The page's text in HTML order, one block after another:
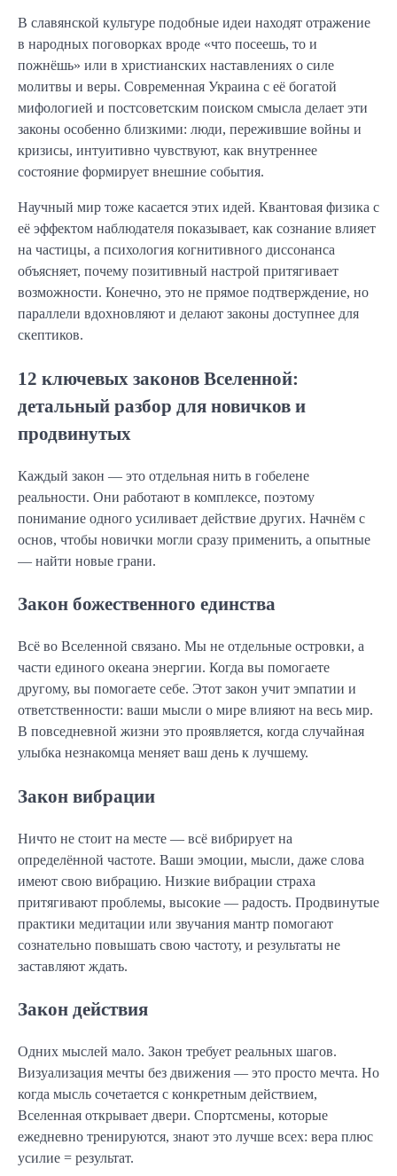
В славянской культуре подобные идеи находят отражение
в народных поговорках вроде «что посеешь, то и
пожнёшь» или в христианских наставлениях о силе
молитвы и веры. Современная Украина с её богатой
мифологией и постсоветским поиском смысла делает эти
законы особенно близкими: люди, пережившие войны и
кризисы, интуитивно чувствуют, как внутреннее
состояние формирует внешние события.
Научный мир тоже касается этих идей. Квантовая физика с
её эффектом наблюдателя показывает, как сознание влияет
на частицы, а психология когнитивного диссонанса
объясняет, почему позитивный настрой притягивает
возможности. Конечно, это не прямое подтверждение, но
параллели вдохновляют и делают законы доступнее для
скептиков.
12 ключевых законов Вселенной:
детальный разбор для новичков и
продвинутых
Каждый закон — это отдельная нить в гобелене
реальности. Они работают в комплексе, поэтому
понимание одного усиливает действие других. Начнём с
основ, чтобы новички могли сразу применить, а опытные
— найти новые грани.
Закон божественного единства
Всё во Вселенной связано. Мы не отдельные островки, а
части единого океана энергии. Когда вы помогаете
другому, вы помогаете себе. Этот закон учит эмпатии и
ответственности: ваши мысли о мире влияют на весь мир.
В повседневной жизни это проявляется, когда случайная
улыбка незнакомца меняет ваш день к лучшему.
Закон вибрации
Ничто не стоит на месте — всё вибрирует на
определённой частоте. Ваши эмоции, мысли, даже слова
имеют свою вибрацию. Низкие вибрации страха
притягивают проблемы, высокие — радость. Продвинутые
практики медитации или звучания мантр помогают
сознательно повышать свою частоту, и результаты не
заставляют ждать.
Закон действия
Одних мыслей мало. Закон требует реальных шагов.
Визуализация мечты без движения — это просто мечта. Но
когда мысль сочетается с конкретным действием,
Вселенная открывает двери. Спортсмены, которые
ежедневно тренируются, знают это лучше всех: вера плюс
усилие = результат.